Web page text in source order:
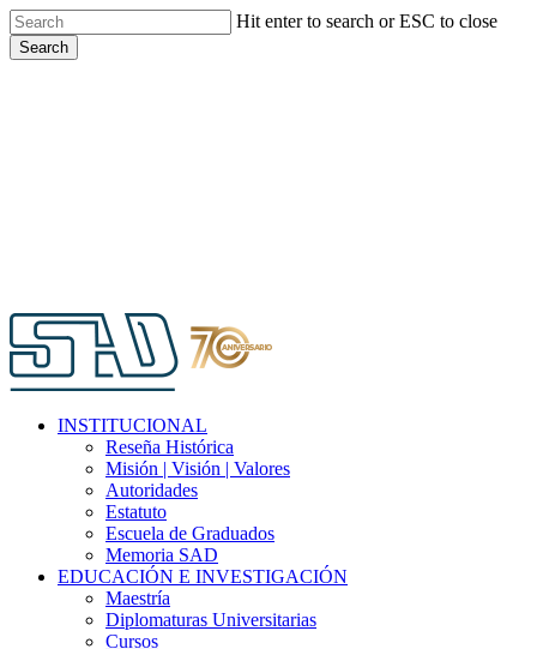
Skip
to
main
Hit enter to search or ESC to close
Search
Menu
INSTITUCIONAL
Reseña Histórica
Misión | Visión | Valores
Autoridades
Estatuto
Escuela de Graduados
Memoria SAD
EDUCACIÓN E INVESTIGACIÓN
Maestría
Diplomaturas Universitarias
Cursos